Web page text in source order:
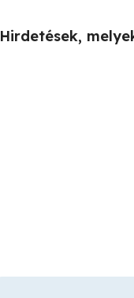
Hirdetések,